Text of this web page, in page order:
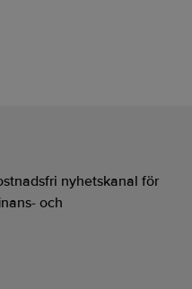
nyhetskanal för
och